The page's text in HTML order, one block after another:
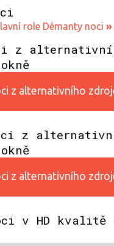
role Démanty noci »
z
z alternativního
z
z alternativního
v HD